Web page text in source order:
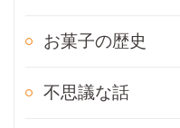
お菓子の歴史
不思議な話